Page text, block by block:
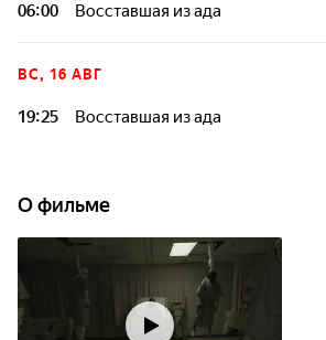
06:00 Восставшая из ада
ВС, 16 АВГ
19:25 Восставшая из ада
О фильме